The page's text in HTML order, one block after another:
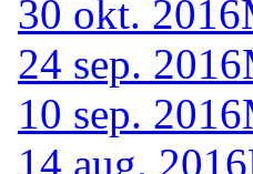
30 okt. 2016
24 sep. 2016
10 sep. 2016
14 aug. 2016